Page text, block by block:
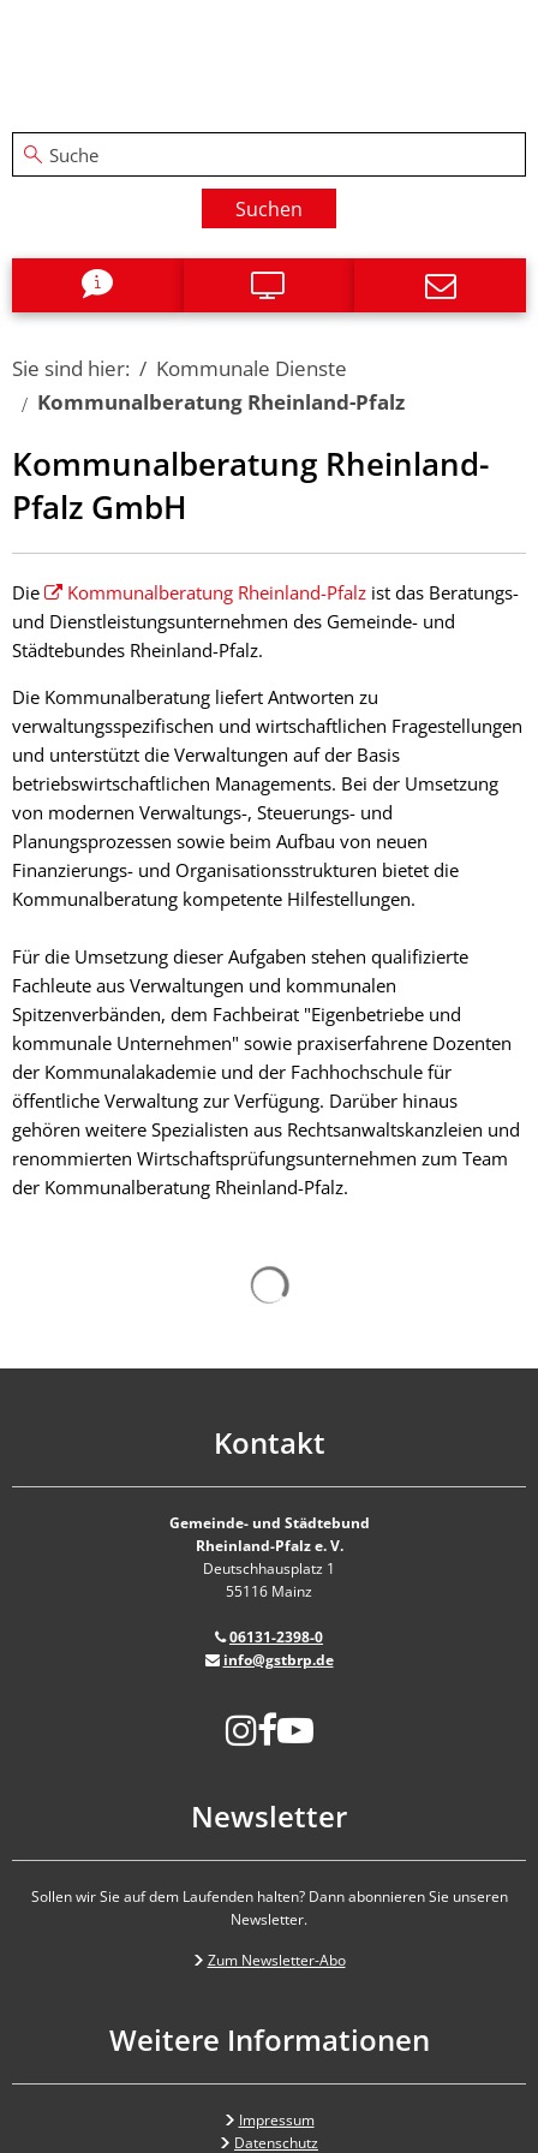
Suchen
Sie sind hier:
Kommunale Dienste
Kommunalberatung Rheinland-Pfalz
Kommunalberatung Rheinland-
Pfalz GmbH
Die Kommunalberatung Rheinland-Pfalzist das Beratungs-
und Dienstleistungsunternehmen des Gemeinde- und
Städtebundes Rheinland-Pfalz.
Die Kommunalberatung liefert Antworten zu
verwaltungsspezifischen und wirtschaftlichen Fragestellungen
und unterstützt die Verwaltungen auf der Basis
betriebswirtschaftlichen Managements. Bei der Umsetzung
von modernen Verwaltungs-, Steuerungs- und
Planungsprozessen sowie beim Aufbau von neuen
Finanzierungs- und Organisationsstrukturen bietet die
Kommunalberatung kompetente Hilfestellungen.
Für die Umsetzung dieser Aufgaben stehen qualifizierte
Fachleute aus Verwaltungen und kommunalen
Spitzenverbänden, dem Fachbeirat "Eigenbetriebe und
kommunale Unternehmen" sowie praxiserfahrene Dozenten
der Kommunalakademie und der Fachhochschule für
öffentliche Verwaltung zur Verfügung. Darüber hinaus
gehören weitere Spezialisten aus Rechtsanwaltskanzleien und
renommierten Wirtschaftsprüfungsunternehmen zum Team
der Kommunalberatung Rheinland-Pfalz.
Kontakt
Gemeinde- und Städtebund
Rheinland-Pfalz e. V.
Deutschhausplatz 1
55116 Mainz
06131-2398-0
info@gstbrp.de
Newsletter
Sollen wir Sie auf dem Laufenden halten? Dann abonnieren Sie unseren
Newsletter.
Zum Newsletter-Abo
Weitere Informationen
Impressum
Datenschutz